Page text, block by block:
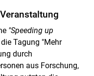
"Speeding up
Tagung "Mehr
durch
aus Forschung,